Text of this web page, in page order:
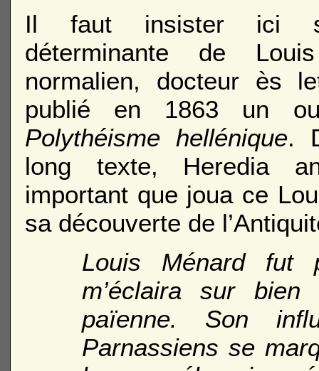
Il faut insister ici
déterminante de
normalien, docteur ès
publié en 1863 un
Polythéisme hellénique.
long texte, Heredia
important que joua ce
sa découverte de
Louis Ménard fut
m’éclaira sur bien
païenne. Son
Parnassiens se